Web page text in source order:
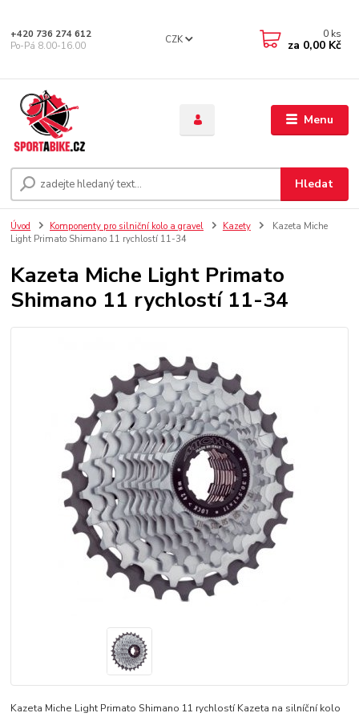
Menu
CZK
Hledat
+420 736 274 612
Po-Pá 8.00-16.00
0 ks
za 0,00 Kč
Úvod Komponenty pro silniční kolo a gravel Kazety
Kazeta Miche
Light Primato Shimano 11 rychlostí 11-34
Kazeta Miche Light Primato
Shimano 11 rychlostí 11-34
Kazeta Miche Light Primato Shimano 11 rychlostí Kazeta na silníční kolo